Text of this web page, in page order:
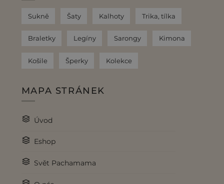
Sukně Šaty Kalhoty Trika, tílka
Braletky Legíny Sarongy Kimona
Košile Šperky Kolekce
MAPA STRÁNEK
Úvod
Eshop
Svět Pachamama